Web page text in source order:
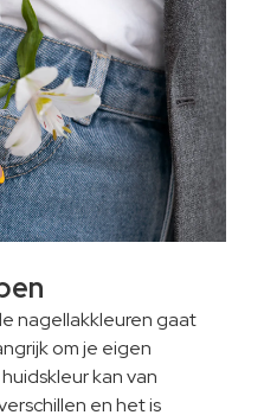
nagellakkleuren gaat
om je eigen
kan van
en het is